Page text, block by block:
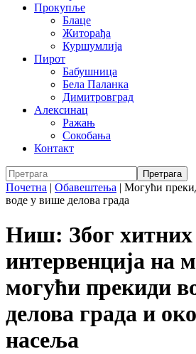
Прокупље
Блаце
Житорађа
Куршумлија
Пирот
Бабушница
Бела Паланка
Димитровград
Алексинац
Ражањ
Сокобања
Контакт
Почетна | Обавештења | Могући
воде у више делова града
Ниш: Због хитних
интервенција на
могући прекиди
делова града и
насеља